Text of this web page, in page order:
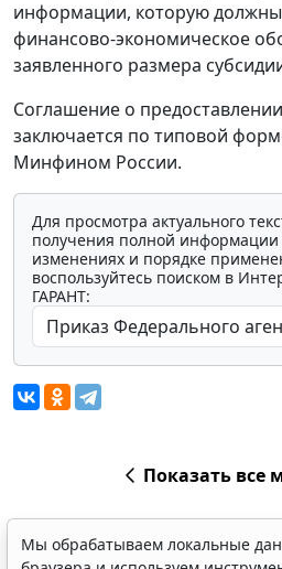
информации, которую должны
финансово-экономическое
заявленного размера
Соглашение о
заключается по типовой
Минфином России.
Для просмотра актуального
получения полной информации
изменениях и порядке
воспользуйтесь поиском в
ГАРАНТ:
Показать все
Мы обрабатываем локальные